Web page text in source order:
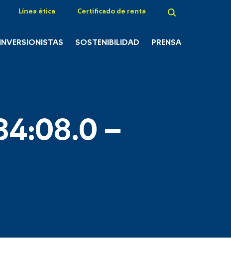
Línea ética Certificado de renta
SOSTENIBILIDAD PRENSA
–